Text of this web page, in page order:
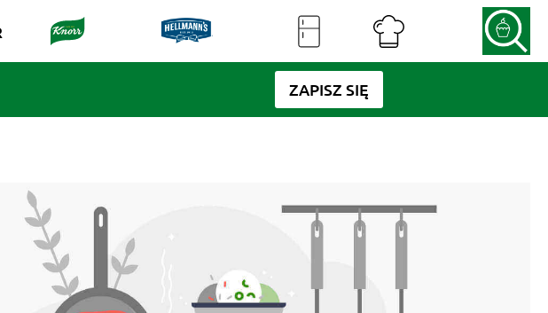
ZAPISZ SIĘ